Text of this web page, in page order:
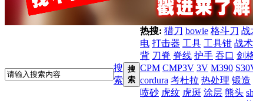
搜
索
搜
索
热搜: 猎刀 bowie 格斗刀 战
电 打击器 工具 工具钳 战
背 刀脊 脊线 护手 吞口 剑
CPM CMP3V 3V M390
cordura 考杜拉 热处理 锻造
喷砂 虎纹 虎斑 涂层 熊头